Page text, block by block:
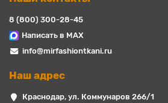
8 (800) 300-28-45
Написать в MAX
info@mirfashiontkani.ru
Наш адрес
Краснодар, ул. Коммунаров 266/1